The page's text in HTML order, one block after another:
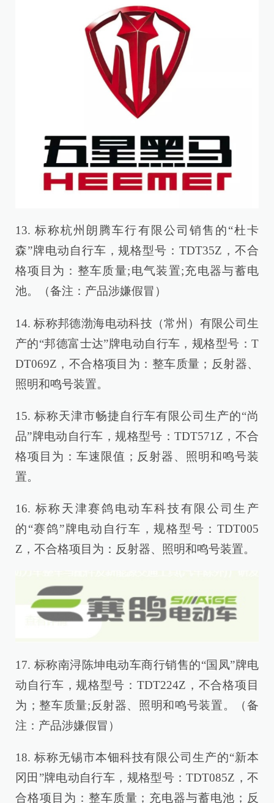
13. 标称杭州朗腾车行有限公司销售的“杜卡
森”牌电动自行车，规格型号：TDT35Z，不合
格项目为：整车质量;电气装置;充电器与蓄电
池。（备注：产品涉嫌假冒）
14. 标称邦德渤海电动科技（常州）有限公司生
产的“邦德富士达”牌电动自行车，规格型号：T
DT069Z，不合格项目为：整车质量；反射器、
照明和鸣号装置。
15. 标称天津市畅捷自行车有限公司生产的“尚
品”牌电动自行车，规格型号：TDT571Z，不合
格项目为：车速限值；反射器、照明和鸣号装
置。
16. 标称天津赛鸽电动车科技有限公司生产
的“赛鸽”牌电动自行车，规格型号：TDT005
Z，不合格项目为：反射器、照明和鸣号装置。
17. 标称南浔陈坤电动车商行销售的“国凤”牌电
动自行车，规格型号：TDT224Z，不合格项目
为；整车质量;反射器、照明和鸣号装置。（备
注：产品涉嫌假冒）
18. 标称无锡市本钿科技有限公司生产的“新本
冈田”牌电动自行车，规格型号：TDT085Z，不
合格项目为：整车质量；充电器与蓄电池；反